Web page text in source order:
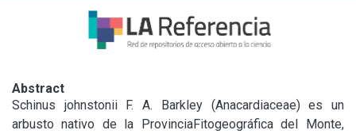
Abstract
Schinus johnstonii F. A. Barkley (Anacardiaceae) es un
arbusto nativo de la ProvinciaFitogeográfica del Monte,